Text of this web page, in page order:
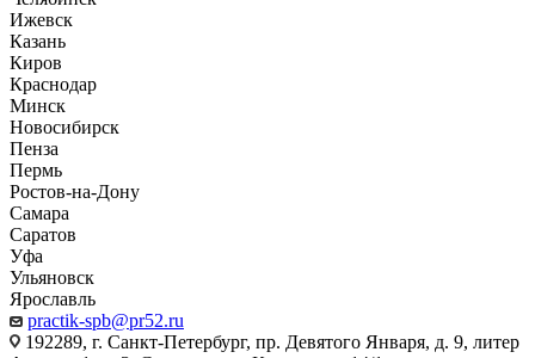
Ижевск
Казань
Киров
Краснодар
Минск
Новосибирск
Пенза
Пермь
Ростов-на-Дону
Самара
Саратов
Уфа
Ульяновск
Ярославль
practik-spb@pr52.ru
192289, г. Санкт-Петербург, пр. Девятого Января, д. 9, литер